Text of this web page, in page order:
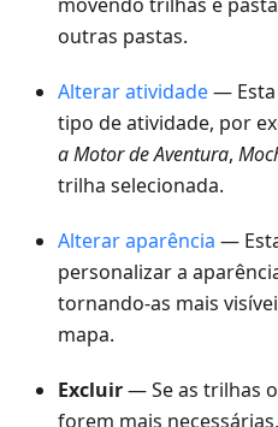
outras pastas.
Alterar atividade—
tipo de atividade, por
a Motor de Aventura,
trilha selecionada.
Alterar aparência —
personalizar a
tornando-as mais
mapa.
Excluir— Se as trilhas
forem mais